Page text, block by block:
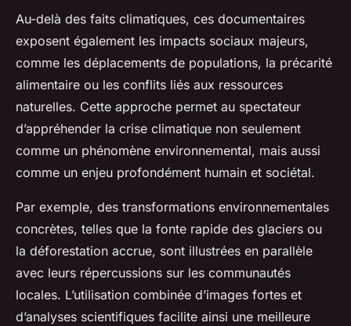
Au-delà des faits climatiques, ces documentaires
exposent également les impacts sociaux majeurs,
comme les déplacements de populations, la précarité
alimentaire ou les conflits liés aux ressources
naturelles. Cette approche permet au spectateur
d’appréhender la crise climatique non seulement
comme un phénomène environnemental, mais aussi
comme un enjeu profondément humain et sociétal.
Par exemple, des transformations environnementales
concrètes, telles que la fonte rapide des glaciers ou
la déforestation accrue, sont illustrées en parallèle
avec leurs répercussions sur les communautés
locales. L’utilisation combinée d’images fortes et
d’analyses scientifiques facilite ainsi une meilleure